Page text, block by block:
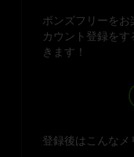
ボンズフリーを
カウント登録を
きます！
登録後はこんなメ